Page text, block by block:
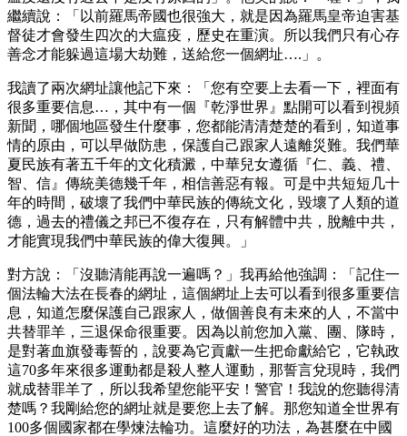
繼續說：「以前羅馬帝國也很強大，就是因為羅馬皇帝迫害基
督徒才會發生四次的大瘟疫，歷史在重演。所以我們只有心存
善念才能躲過這場大劫難，送給您一個網址….」。
我讀了兩次網址讓他記下來：「您有空要上去看一下，裡面有
很多重要信息…，其中有一個『乾淨世界』點開可以看到視頻
新聞，哪個地區發生什麼事，您都能清清楚楚的看到，知道事
情的原由，可以早做防患，保護自己跟家人遠離災難。我們華
夏民族有著五千年的文化積澱，中華兒女遵循『仁、義、禮、
智、信』傳統美德幾千年，相信善惡有報。可是中共短短几十
年的時間，破壞了我們中華民族的傳統文化，毀壞了人類的道
德，過去的禮儀之邦已不復存在，只有解體中共，脫離中共，
才能實現我們中華民族的偉大復興。」
對方說：「沒聽清能再說一遍嗎？」我再給他強調：「記住一
個法輪大法在長春的網址，這個網址上去可以看到很多重要信
息，知道怎麼保護自己跟家人，做個善良有未來的人，不當中
共替罪羊，三退保命很重要。因為以前您加入黨、團、隊時，
是對著血旗發毒誓的，說要為它貢獻一生把命獻給它，它執政
這70多年來很多運動都是殺人整人運動，那誓言兌現時，我們
就成替罪羊了，所以我希望您能平安！警官！我說的您聽得清
楚嗎？我剛給您的網址就是要您上去了解。那您知道全世界有
100多個國家都在學煉法輪功。這麼好的功法，為甚麼在中國